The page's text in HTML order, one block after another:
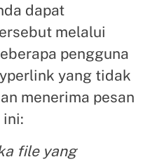
dapat
melalui
pengguna
yang tidak
menerima pesan
ini:
file yang